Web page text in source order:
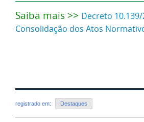
Saiba mais >> Decreto
Consolidação dos Atos
registrado em: Destaques